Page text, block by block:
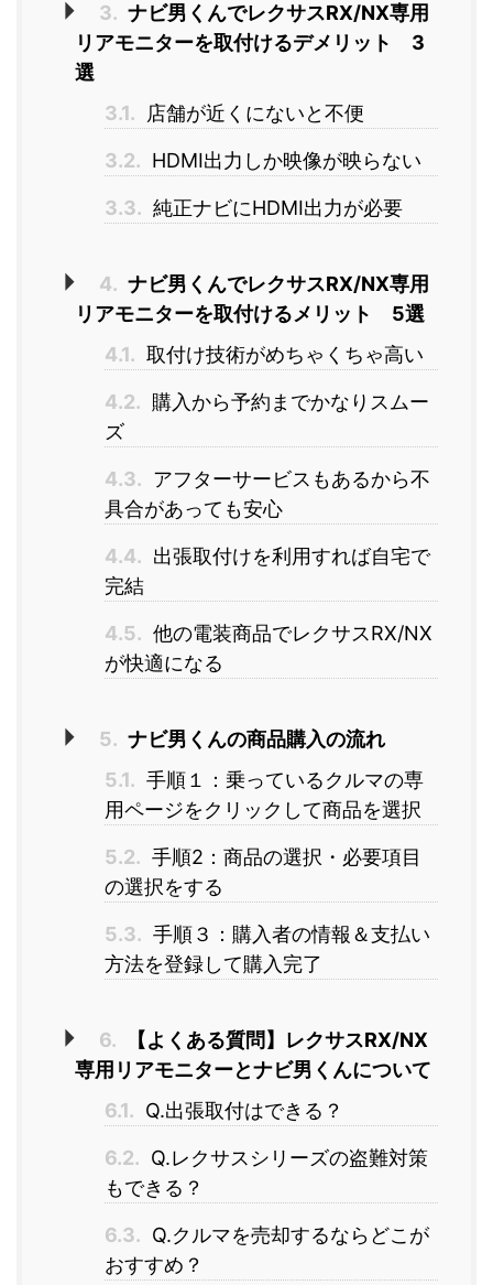
3. ナビ男くんでレクサスRX/NX専用
リアモニターを取付けるデメリット 3
選
3.1.
店舗が近くにないと不便
3.2. HDMI出力しか映像が映らない
3.3. 純正ナビにHDMI出力が必要
4. ナビ男くんでレクサスRX/NX専用
リアモニターを取付けるメリット 5選
4.1. 取付け技術がめちゃくちゃ高い
4.2. 購入から予約までかなりスムー
ズ
4.3. アフターサービスもあるから不
具合があっても安心
4.4. 出張取付けを利用すれば自宅で
完結
4.5. 他の電装商品でレクサスRX/NX
が快適になる
5. ナビ男くんの商品購入の流れ
5.1. 手順１：乗っているクルマの専
用ページをクリックして商品を選択
5.2. 手順2：商品の選択・必要項目
の選択をする
5.3. 手順３：購入者の情報＆支払い
方法を登録して購入完了
6.
【よくある質問】レクサスRX/NX
専用リアモニターとナビ男くんについて
6.1. Q.出張取付はできる？
6.2. Q.レクサスシリーズの盗難対策
もできる？
6.3. Q.クルマを売却するならどこが
おすすめ？